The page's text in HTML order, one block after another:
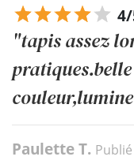
"tapis assez
pratiques.belle
Paulette T.